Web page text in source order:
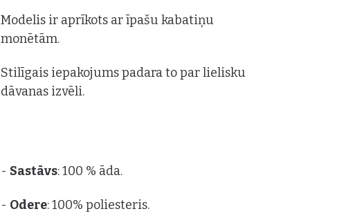
Modelis ir aprīkots ar īpašu kabatiņu
monētām.
Stilīgais iepakojums padara to par lielisku
dāvanas izvēli.
- Sastāvs: 100 % āda.
- Odere: 100% poliesteris.